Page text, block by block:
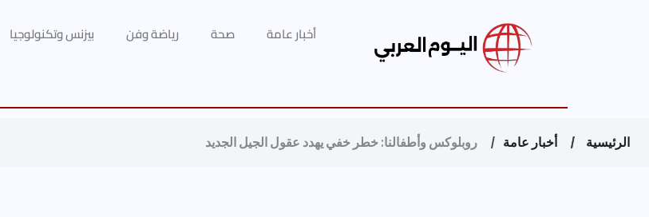
أخبار عامة صحة رياضة وفن بيزنس وتكنولوجيا
الرئيسية أخبار عامة روبلوكس وأطفالنا: خطر خفي يهدد عقول الجيل الجديد